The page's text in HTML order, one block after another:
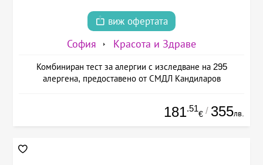
виж офертата
София Красота и Здраве
Комбиниран тест за алергии с изследване на 295
алергена, предоставено от СМДЛ Кандиларов
181.51
€ / 355лв.